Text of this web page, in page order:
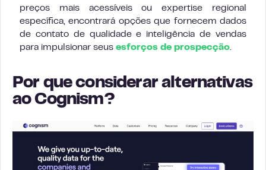
preços mais acessíveis ou expertise regional
específica, encontrará opções que fornecem dados
de contato de qualidade e inteligência de vendas
para impulsionar seus esforços de prospecção.
Por que considerar alternativas
ao Cognism?